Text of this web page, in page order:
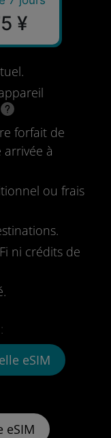
¥
forfait de
à
ou frais
ni crédits de
eSIM
eSIM